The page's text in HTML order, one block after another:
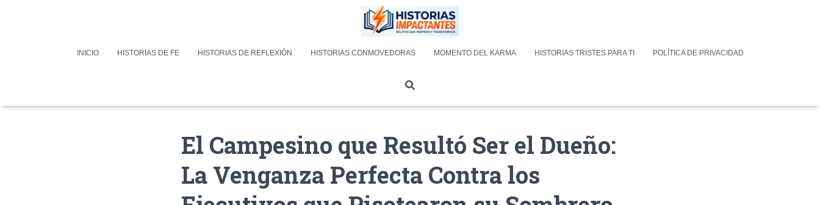
INICIO HISTORIAS DE FE HISTORIAS DE REFLEXIÓN HISTORIAS CONMOVEDORAS MOMENTO DEL KARMA HISTORIAS TRISTES PARA TI POLÍTICA DE PRIVACIDAD
El Campesino que Resultó Ser el Dueño:
La Venganza Perfecta Contra los